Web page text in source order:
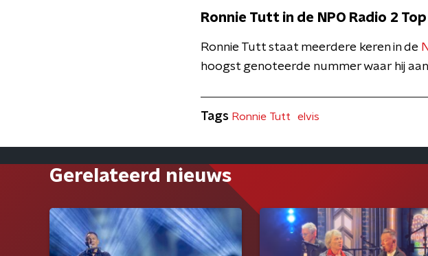
Ronnie Tutt in de NPO Radio 2
Ronnie Tutt staat meerdere keren in de
hoogst genoteerde nummer waar hij
Tags Ronnie Tutt elvis
Gerelateerd nieuws